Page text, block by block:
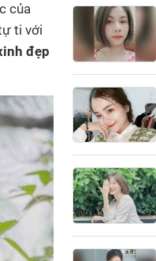
của
ti với
đẹp